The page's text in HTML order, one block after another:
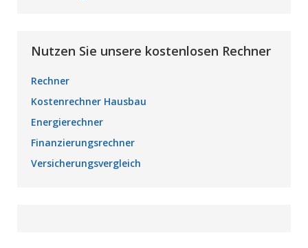
Nutzen Sie unsere kostenlosen Rechner
Rechner
Kostenrechner Hausbau
Energierechner
Finanzierungsrechner
Versicherungsvergleich